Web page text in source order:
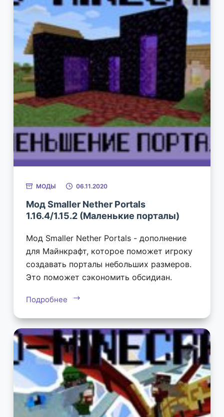
МОДЫ 06.11.2020
Мод Smaller Nether Portals
1.16.4/1.15.2 (Маленькие порталы)
Мод Smaller Nether Portals - дополнение
для Майнкрафт, которое поможет игроку
создавать порталы небольших размеров.
Это поможет сэкономить обсидиан.
Подробнее